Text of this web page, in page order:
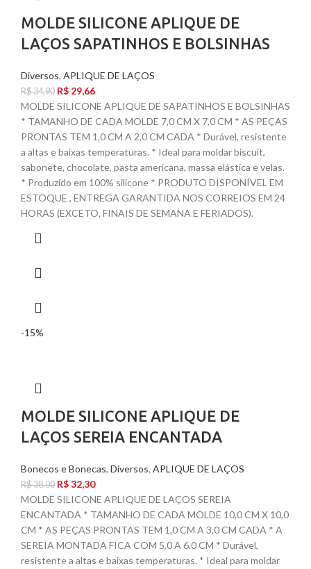
MOLDE SILICONE APLIQUE DE
LAÇOS SAPATINHOS E BOLSINHAS
Diversos, APLIQUE DE LAÇOS
R$34,90 R$ 29,66
MOLDE SILICONE APLIQUE DE SAPATINHOS E BOLSINHAS
* TAMANHO DE CADA MOLDE 7,0 CM X 7,0 CM * AS PEÇAS
PRONTAS TEM 1,0 CM A 2,0 CM CADA * Durável, resistente
a altas e baixas temperaturas. * Ideal para moldar biscuit,
sabonete, chocolate, pasta americana, massa elástica e velas.
* Produzido em 100% silicone * PRODUTO DISPONÍVEL EM
ESTOQUE , ENTREGA GARANTIDA NOS CORREIOS EM 24
HORAS (EXCETO, FINAIS DE SEMANA E FERIADOS).
-15%
MOLDE SILICONE APLIQUE DE
LAÇOS SEREIA ENCANTADA
Bonecos e Bonecas, Diversos, APLIQUE DE LAÇOS
R$38,00 R$32,30
MOLDE SILICONE APLIQUE DE LAÇOS SEREIA
ENCANTADA * TAMANHO DE CADA MOLDE 10,0 CM X 10,0
CM * AS PEÇAS PRONTAS TEM 1,0 CM A 3,0 CM CADA * A
SEREIA MONTADA FICA COM 5,0 A 6,0 CM * Durável,
resistente a altas e baixas temperaturas. * Ideal para moldar